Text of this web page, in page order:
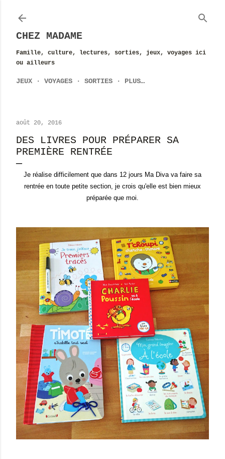
CHEZ MADAME
Famille, culture, lectures, sorties, jeux, voyages ici
ou ailleurs
JEUX VOYAGES SORTIES PLUS…
août 20, 2016
DES LIVRES POUR PRÉPARER SA
PREMIÈRE RENTRÉE
Je réalise difficilement que dans 12 jours Ma Diva va faire sa
rentrée en toute petite section, je crois qu'elle est bien mieux
préparée que moi.